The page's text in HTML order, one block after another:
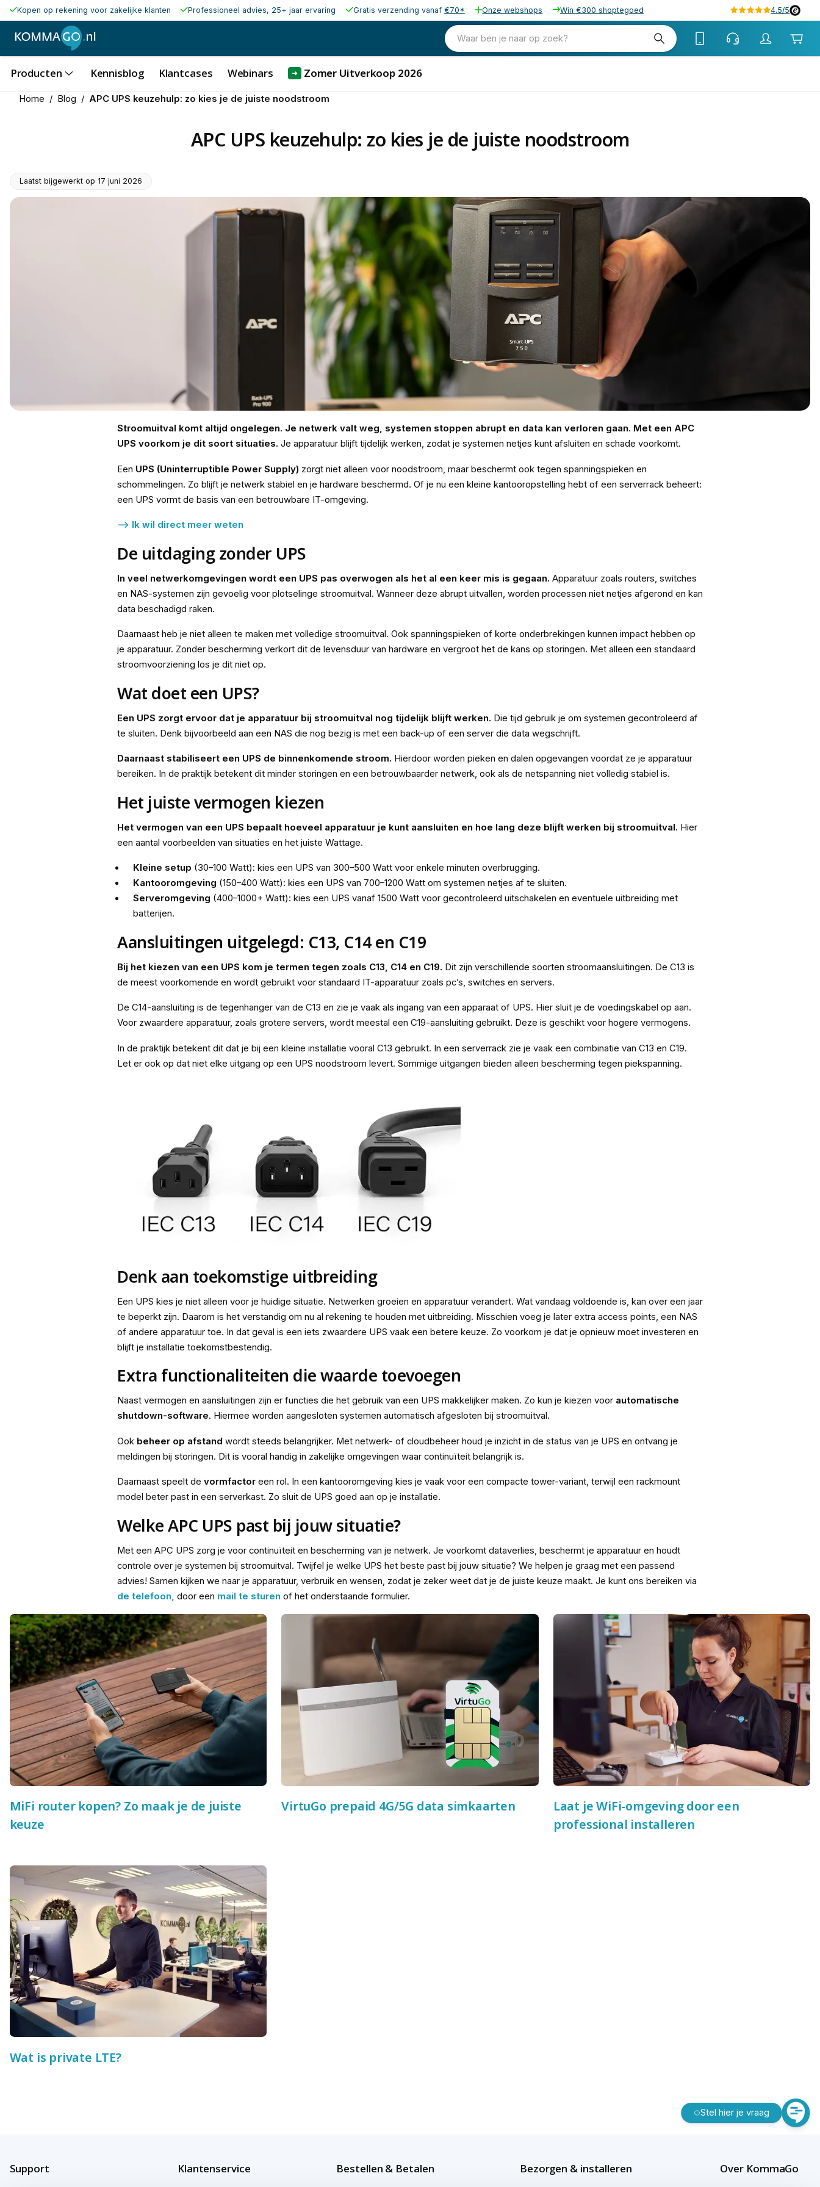
Kopen op rekening voor zakelijke klanten Professioneel advies, 25+ jaar ervaring Gratis verzending vanaf €70* Onze webshops Win €300 shoptegoed 4.5/5
Waar ben je naar op zoek?
Producten Kennisblog Klantcases Webinars ➜ Zomer Uitverkoop 2026
Home / Blog / APC UPS keuzehulp: zo kies je de juiste noodstroom
APC UPS keuzehulp: zo kies je de juiste noodstroom
Laatst bijgewerkt op 17 juni 2026
Stroomuitval komt altijd ongelegen. Je netwerk valt weg, systemen stoppen abrupt en data kan verloren gaan. Met een APC
UPS voorkom je dit soort situaties. Je apparatuur blijft tijdelijk werken, zodat je systemen netjes kunt afsluiten en schade voorkomt.
Een UPS (Uninterruptible Power Supply) zorgt niet alleen voor noodstroom, maar beschermt ook tegen spanningspieken en
schommelingen. Zo blijft je netwerk stabiel en je hardware beschermd. Of je nu een kleine kantooropstelling hebt of een serverrack beheert:
een UPS vormt de basis van een betrouwbare IT-omgeving.
--> Ik wil direct meer weten
De uitdaging zonder UPS
In veel netwerkomgevingen wordt een UPS pas overwogen als het al een keer mis is gegaan. Apparatuur zoals routers, switches
en NAS-systemen zijn gevoelig voor plotselinge stroomuitval. Wanneer deze abrupt uitvallen, worden processen niet netjes afgerond en kan
data beschadigd raken.
Daarnaast heb je niet alleen te maken met volledige stroomuitval. Ook spanningspieken of korte onderbrekingen kunnen impact hebben op
je apparatuur. Zonder bescherming verkort dit de levensduur van hardware en vergroot het de kans op storingen. Met alleen een standaard
stroomvoorziening los je dit niet op.
Wat doet een UPS?
Een UPS zorgt ervoor dat je apparatuur bij stroomuitval nog tijdelijk blijft werken. Die tijd gebruik je om systemen gecontroleerd af
te sluiten. Denk bijvoorbeeld aan een NAS die nog bezig is met een back-up of een server die data wegschrijft.
Daarnaast stabiliseert een UPS de binnenkomende stroom. Hierdoor worden pieken en dalen opgevangen voordat ze je apparatuur
bereiken. In de praktijk betekent dit minder storingen en een betrouwbaarder netwerk, ook als de netspanning niet volledig stabiel is.
Het juiste vermogen kiezen
Het vermogen van een UPS bepaalt hoeveel apparatuur je kunt aansluiten en hoe lang deze blijft werken bij stroomuitval. Hier
een aantal voorbeelden van situaties en het juiste Wattage.
Kleine setup (30–100 Watt): kies een UPS van 300–500 Watt voor enkele minuten overbrugging.
Kantooromgeving (150–400 Watt): kies een UPS van 700–1200 Watt om systemen netjes af te sluiten.
Serveromgeving (400–1000+ Watt): kies een UPS vanaf 1500 Watt voor gecontroleerd uitschakelen en eventuele uitbreiding met
batterijen.
Aansluitingen uitgelegd: C13, C14 en C19
Bij het kiezen van een UPS kom je termen tegen zoals C13, C14 en C19. Dit zijn verschillende soorten stroomaansluitingen. De C13 is
de meest voorkomende en wordt gebruikt voor standaard IT-apparatuur zoals pc’s, switches en servers.
De C14-aansluiting is de tegenhanger van de C13 en zie je vaak als ingang van een apparaat of UPS. Hier sluit je de voedingskabel op aan.
Voor zwaardere apparatuur, zoals grotere servers, wordt meestal een C19-aansluiting gebruikt. Deze is geschikt voor hogere vermogens.
In de praktijk betekent dit dat je bij een kleine installatie vooral C13 gebruikt. In een serverrack zie je vaak een combinatie van C13 en C19.
Let er ook op dat niet elke uitgang op een UPS noodstroom levert. Sommige uitgangen bieden alleen bescherming tegen piekspanning.
Denk aan toekomstige uitbreiding
Een UPS kies je niet alleen voor je huidige situatie. Netwerken groeien en apparatuur verandert. Wat vandaag voldoende is, kan over een jaar
te beperkt zijn. Daarom is het verstandig om nu al rekening te houden met uitbreiding. Misschien voeg je later extra access points, een NAS
of andere apparatuur toe. In dat geval is een iets zwaardere UPS vaak een betere keuze. Zo voorkom je dat je opnieuw moet investeren en
blijft je installatie toekomstbestendig.
Extra functionaliteiten die waarde toevoegen
Naast vermogen en aansluitingen zijn er functies die het gebruik van een UPS makkelijker maken. Zo kun je kiezen voor automatische
shutdown-software. Hiermee worden aangesloten systemen automatisch afgesloten bij stroomuitval.
Ook beheer op afstand wordt steeds belangrijker. Met netwerk- of cloudbeheer houd je inzicht in de status van je UPS en ontvang je
meldingen bij storingen. Dit is vooral handig in zakelijke omgevingen waar continuïteit belangrijk is.
Daarnaast speelt de vormfactor een rol. In een kantooromgeving kies je vaak voor een compacte tower-variant, terwijl een rackmount
model beter past in een serverkast. Zo sluit de UPS goed aan op je installatie.
Welke APC UPS past bij jouw situatie?
Met een APC UPS zorg je voor continuïteit en bescherming van je netwerk. Je voorkomt dataverlies, beschermt je apparatuur en houdt
controle over je systemen bij stroomuitval. Twijfel je welke UPS het beste past bij jouw situatie? We helpen je graag met een passend
advies! Samen kijken we naar je apparatuur, verbruik en wensen, zodat je zeker weet dat je de juiste keuze maakt. Je kunt ons bereiken via
de telefoon, door een mail te sturen of het onderstaande formulier.
MiFi router kopen? Zo maak je de juiste
keuze
VirtuGo prepaid 4G/5G data simkaarten
Laat je WiFi-omgeving door een
professional installeren
Wat is private LTE?
Stel hier je vraag
Support Klantenservice Bestellen & Betalen Bezorgen & installeren Over KommaGo